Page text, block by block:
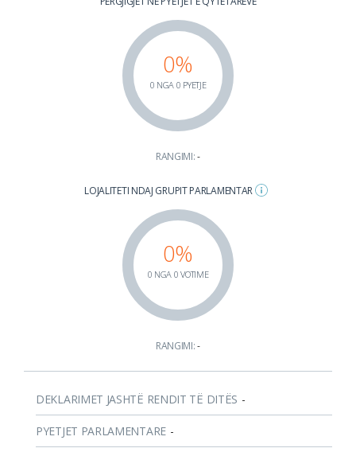
0%
0 NGA 0 PYETJE
RANGIMI:-
LOJALITETI NDAJ GRUPIT PARLAMENTAR
0%
0 NGA 0 VOTIME
RANGIMI:-
DEKLARIMET JASHTË RENDIT TË DITËS -
PYETJET PARLAMENTARE -